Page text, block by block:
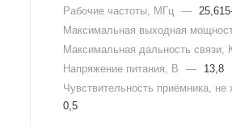
Рабочие частоты, МГц
—
Максимальная выходная
Максимальная дальность связи,
Напряжение питания, В
—
13,8
Чувствительность приёмника,
0,5